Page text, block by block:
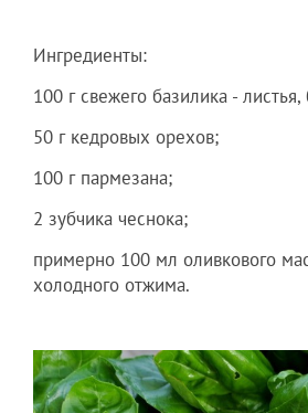
Ингредиенты:
100 г свежего базилика -
50 г кедровых орехов;
100 г пармезана;
2 зубчика чеснока;
примерно 100 мл оливкового
холодного отжима.